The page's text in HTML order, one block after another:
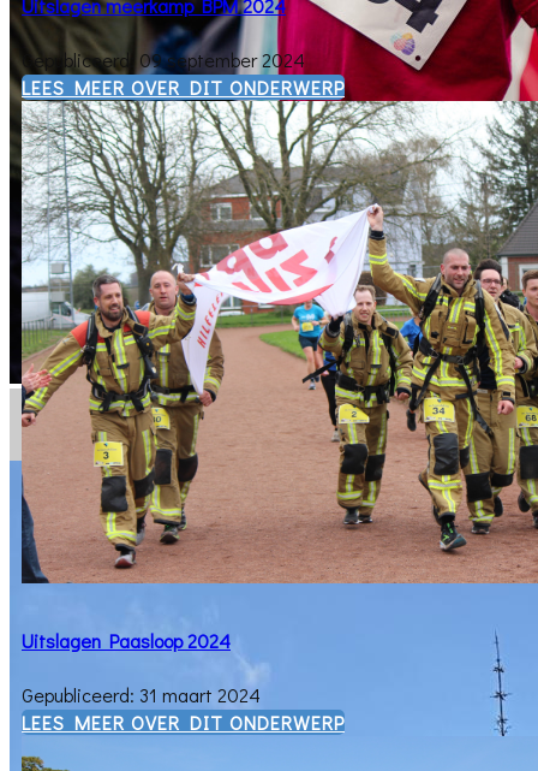
Uitslagen meerkamp BPM 2024
Gepubliceerd: 09 september 2024
​LEES MEER OVER DIT ONDERWERP
Uitslagen Paasloop 2024
Gepubliceerd: 31 maart 2024
​LEES MEER OVER DIT ONDERWERP